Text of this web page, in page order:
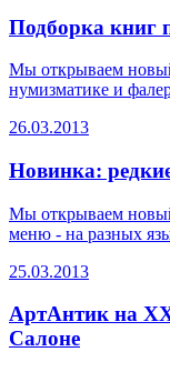
Подборка книг
Мы открываем
нумизматике и
26.03.2013
Новинка:
Мы открываем
меню - на разных
25.03.2013
АртАнтик на
Салоне